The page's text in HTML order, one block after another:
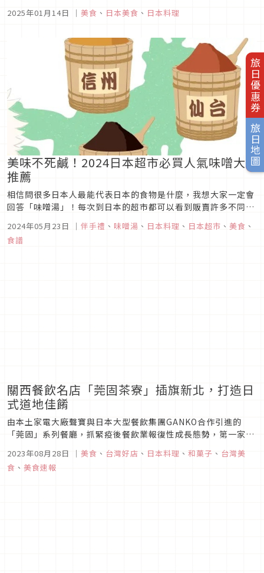
旅日優惠券
旅日地圖
有頂級奢華的晚餐以及優美的環境，也能夠線上預約，如果春節
外國春節留下...
2025年01月14日 ｜ 美食 、 日本美食 、 日本料理
美味不死鹹！2024日本超市必買人氣味噌大
推薦
相信問很多日本人最能代表日本的食物是什麼，我想大家一定會
回答「味噌湯」！每次到日本的超市都可以看到販賣許多不同口
這次就為大家介紹日本的味噌種類以及日本味噌湯作法！
2024年05月23日 ｜ 伴手禮 、 味噌湯 、 日本料理 、 日本超市 、 美食 、
食譜
關西餐飲名店「莞固茶寮」插旗新北，打造日
式道地佳餚
由本土家電大廠聲寶與日本大型餐飲集團GANKO合作引進的
「莞固」系列餐廳，抓緊疫後餐飲業報復性成長態勢，第一家打
長笠原隆昌親自設計監督下，結合台灣當季與日本食材，創造出
屬於台灣分店專屬的創意和食料理，從壽喜燒、涮鍋、名物逸品
2023年08月28日 ｜ 美食 、 台灣好店 、 日本料理 、 和菓子 、 台灣美
食 、 美食速報